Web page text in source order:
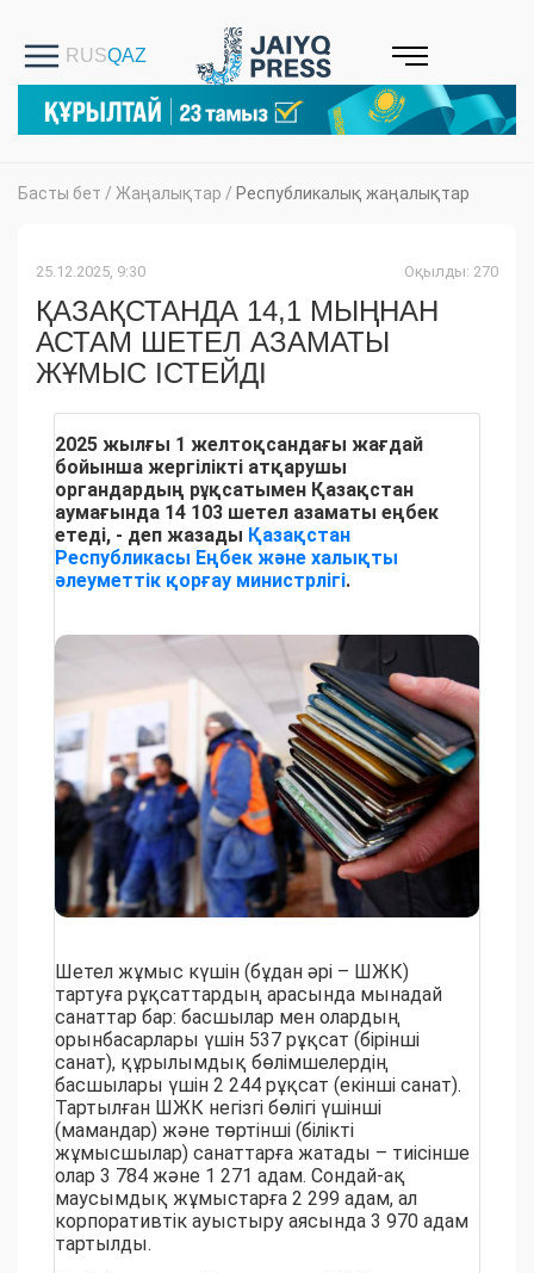
Басты бет / Жаңалықтар / Республикалық жаңалықтар
25.12.2025, 9:30 Оқылды: 270
ҚАЗАҚСТАНДА 14,1 МЫҢНАН
АСТАМ ШЕТЕЛ АЗАМАТЫ
ЖҰМЫС ІСТЕЙДІ
2025 жылғы 1 желтоқсандағы жағдай
бойынша жергілікті атқарушы
органдардың рұқсатымен Қазақстан
аумағында 14 103 шетел азаматы еңбек
етеді, - деп жазады Қазақстан
Республикасы Еңбек және халықты
әлеуметтік қорғау министрлігі.
Шетел жұмыс күшін (бұдан әрі – ШЖК)
тартуға рұқсаттардың арасында мынадай
санаттар бар: басшылар мен олардың
орынбасарлары үшін 537 рұқсат (бірінші
санат), құрылымдық бөлімшелердің
басшылары үшін 2 244 рұқсат (екінші санат).
Тартылған ШЖК негізгі бөлігі үшінші
(мамандар) және төртінші (білікті
жұмысшылар) санаттарға жатады – тиісінше
олар 3 784 және 1 271 адам. Сондай-ақ
маусымдық жұмыстарға 2 299 адам, ал
корпоративтік ауыстыру аясында 3 970 адам
тартылды.